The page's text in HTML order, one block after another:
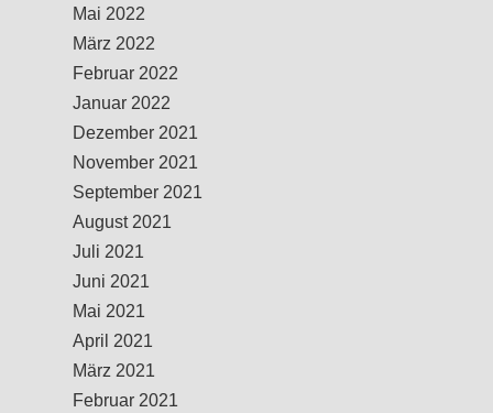
Mai 2022
März 2022
Februar 2022
Januar 2022
Dezember 2021
November 2021
September 2021
August 2021
Juli 2021
Juni 2021
Mai 2021
April 2021
März 2021
Februar 2021